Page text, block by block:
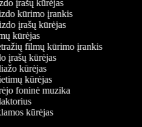
įrašų kūrėjas
kūrimo įrankis
įrašų kūrėjas
kūrėjas
filmų kūrimo įrankis
įrašų kūrėjas
kūrėjas
kūrėjas
foninė muzika
kūrėjas